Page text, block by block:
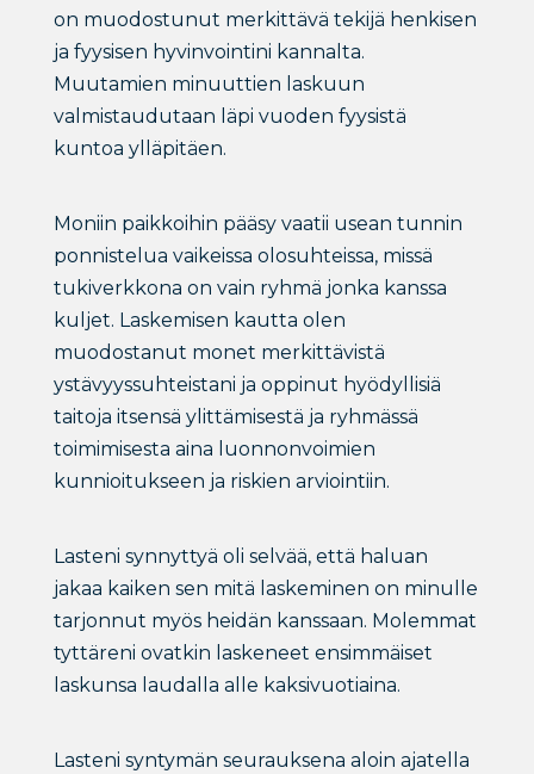
on muodostunut merkittävä tekijä henkisen
ja fyysisen hyvinvointini kannalta.
Muutamien minuuttien laskuun
valmistaudutaan läpi vuoden fyysistä
kuntoa ylläpitäen.
Moniin paikkoihin pääsy vaatii usean tunnin
ponnistelua vaikeissa olosuhteissa, missä
tukiverkkona on vain ryhmä jonka kanssa
kuljet. Laskemisen kautta olen
muodostanut monet merkittävistä
ystävyyssuhteistani ja oppinut hyödyllisiä
taitoja itsensä ylittämisestä ja ryhmässä
toimimisesta aina luonnonvoimien
kunnioitukseen ja riskien arviointiin.
Lasteni synnyttyä oli selvää, että haluan
jakaa kaiken sen mitä laskeminen on minulle
tarjonnut myös heidän kanssaan. Molemmat
tyttäreni ovatkin laskeneet ensimmäiset
laskunsa laudalla alle kaksivuotiaina.
Lasteni syntymän seurauksena aloin ajatella